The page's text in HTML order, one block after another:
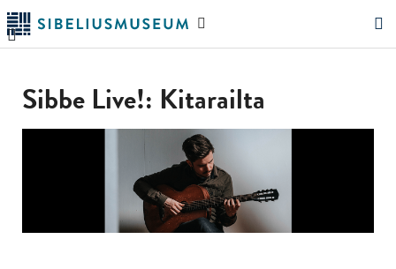
Siirry
pääsisältöön
Hae
Sibbe Live!: Kitarailta